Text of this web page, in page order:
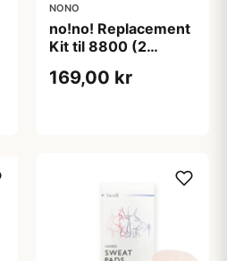
NONO
no!no! Replacement
Kit til 8800 (2
Buffer)
169,00 kr